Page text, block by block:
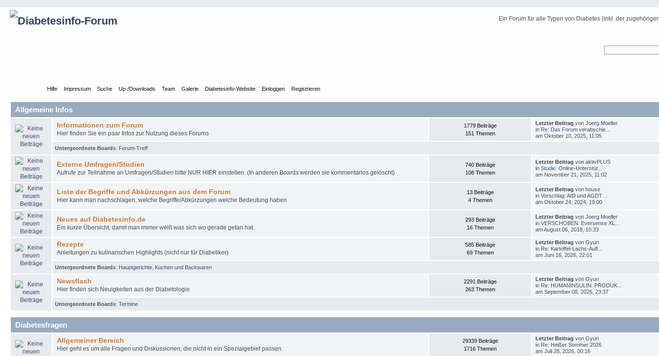
Ein Forum für alle Typen von Diabetes (inkl. der
Hilfe Impressum Suche Up-/Downloads Team Galerie Diabetesinfo-Website Einloggen Registrieren
Allgemeine Infos
Informationen zum Forum
Hier finden Sie ein paar Infos zur Nutzung dieses Forums
1779 Beiträge
151 Themen
Letzter Beitrag vonJoerg Moeller
in Re: Das Forum verabschie...
am Oktober 10, 2025, 11:05
Untergeordnete Boards: Forum-Treff
Externe Umfragen/Studien
Aufrufe zur Teilnahme an Umfragen/Studien bitte NUR HIER einstellen. (In anderen Boards werden sie kommentarlos gelöscht)
740 Beiträge
108 Themen
Letzter Beitrag vonaktivPLUS
inStudie: Online-Unterstüt...
am November 21, 2025, 11:02
Liste der Begriffe und Abkürzungen aus dem Forum
Hier kann man nachschlagen, welche Begriffe/Abkürzungen welche Bedeutung haben
13 Beiträge
4 Themen
Letzter Beitrag von house
inVorschlag: AID und AGDT ...
am Oktober 24, 2024, 19:00
Neues auf Diabetesinfo.de
Ein kurze Übersicht, damit man immer weiß was sich wo gerade getan hat.
293 Beiträge
16 Themen
Letzter Beitrag vonJoerg Moeller
inVERSCHOBEN: Eversense XL...
am August 06, 2018, 10:33
Rezepte
Anleitungen zu kulinarischen Highlights (nicht nur für Diabetiker)
585 Beiträge
69 Themen
Letzter Beitrag vonGyuri
in Re: Kartoffel-Lachs-Aufl...
am Juni 16, 2026, 22:01
Untergeordnete Boards: Hauptgerichte Kuchen und Backwaren
Newsflash
Hier finden sich Neuigkeiten aus der Diabetologie
2291 Beiträge
263 Themen
Letzter Beitrag vonGyuri
in Re: HUMANINSULIN: PRODUK...
am September 08, 2025, 23:37
Untergeordnete Boards: Termine
Diabetesfragen
Allgemeiner Bereich
Hier geht es um alle Fragen und Diskussionen, die nicht in ein Spezialgebiet passen.
29339 Beiträge
1716 Themen
Letzter Beitrag vonGyuri
in Re: Heißer Sommer 2026
am Juli 28, 2026, 00:16